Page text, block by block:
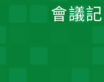
會議